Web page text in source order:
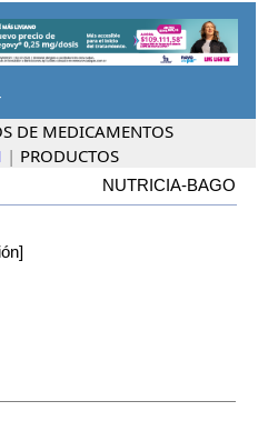
DE MEDICAMENTOS
| PRODUCTOS
NUTRICIA-BAGO